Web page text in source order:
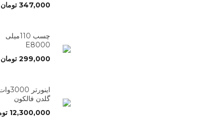
347,000 تومان
چسب 110میلی
E8000
299,000 تومان
اینورتر
گلدن فالکون
12,300,000